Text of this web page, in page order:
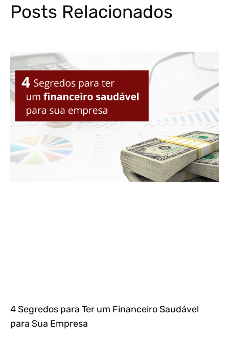
Posts Relacionados
4 Segredos para Ter um Financeiro Saudável
para Sua Empresa